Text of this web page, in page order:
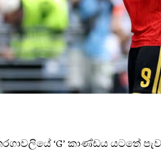
‘G’ කාණ්ඩය යටතේ